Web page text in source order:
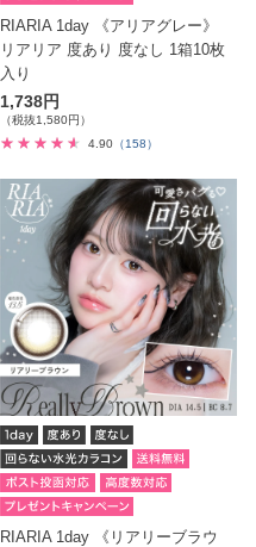
RIARIA 1day 《アリアグレー》
リアリア 度あり 度なし 1箱10枚
入り
1,738円
（税抜1,580円）
4.90 （158）
RIARIA 1day 《リアリーブラウ